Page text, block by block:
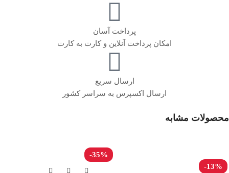
پرداخت آسان
امکان پرداخت آنلاین و کارت به کارت
ارسال سریع
ارسال اکسپرس به سراسر کشور
محصولات مشابه
-13%
-35%